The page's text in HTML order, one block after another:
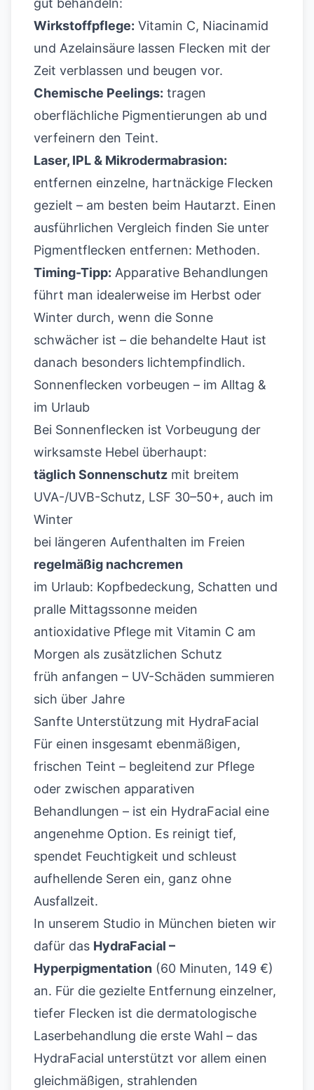
gut behandeln:
Wirkstoffpflege: Vitamin C, Niacinamid
und Azelainsäure lassen Flecken mit der
Zeit verblassen und beugen vor.
Chemische Peelings: tragen
oberflächliche Pigmentierungen ab und
verfeinern den Teint.
Laser, IPL & Mikrodermabrasion:
entfernen einzelne, hartnäckige Flecken
gezielt – am besten beim Hautarzt. Einen
ausführlichen Vergleich finden Sie unter
Pigmentflecken entfernen: Methoden.
Timing-Tipp: Apparative Behandlungen
führt man idealerweise im Herbst oder
Winter durch, wenn die Sonne
schwächer ist – die behandelte Haut ist
danach besonders lichtempfindlich.
Sonnenflecken vorbeugen – im Alltag &
im Urlaub
Bei Sonnenflecken ist Vorbeugung der
wirksamste Hebel überhaupt:
täglich Sonnenschutz mit breitem
UVA-/UVB-Schutz, LSF 30–50+, auch im
Winter
bei längeren Aufenthalten im Freien
regelmäßig nachcremen
im Urlaub: Kopfbedeckung, Schatten und
pralle Mittagssonne meiden
antioxidative Pflege mit Vitamin C am
Morgen als zusätzlichen Schutz
früh anfangen – UV-Schäden summieren
sich über Jahre
Sanfte Unterstützung mit HydraFacial
Für einen insgesamt ebenmäßigen,
frischen Teint – begleitend zur Pflege
oder zwischen apparativen
Behandlungen – ist ein HydraFacial eine
angenehme Option. Es reinigt tief,
spendet Feuchtigkeit und schleust
aufhellende Seren ein, ganz ohne
Ausfallzeit.
In unserem Studio in München bieten wir
dafür das HydraFacial –
Hyperpigmentation (60 Minuten, 149 €)
an. Für die gezielte Entfernung einzelner,
tiefer Flecken ist die dermatologische
Laserbehandlung die erste Wahl – das
HydraFacial unterstützt vor allem einen
gleichmäßigen, strahlenden